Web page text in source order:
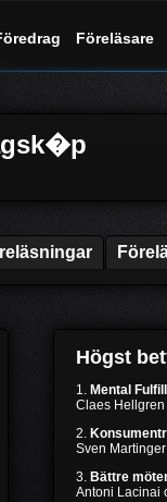
Föreläsare
Högst
1. Mental
Claes Hellgren
2.
Sven Martinger
3. Bättre
Antoni Lacinai